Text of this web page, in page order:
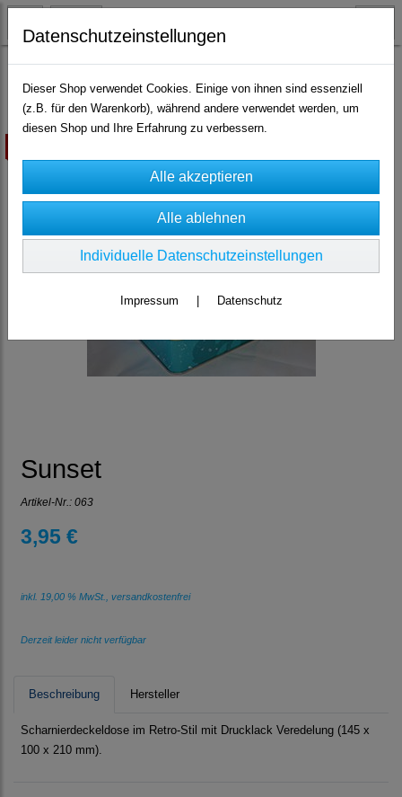
Lifestyle
Sunset
Artikel-Nr.: 063
3,95 €
inkl. 19,00 % MwSt., versandkostenfrei
Derzeit leider nicht verfügbar
Beschreibung Hersteller
Scharnierdeckeldose im Retro-Stil mit Drucklack Veredelung (145 x
100 x 210 mm).
Datenschutzeinstellungen
Dieser Shop verwendet Cookies. Einige von ihnen sind essenziell
(z.B. für den Warenkorb), während andere verwendet werden, um
diesen Shop und Ihre Erfahrung zu verbessern.
Individuelle Datenschutzeinstellungen
Impressum Datenschutz